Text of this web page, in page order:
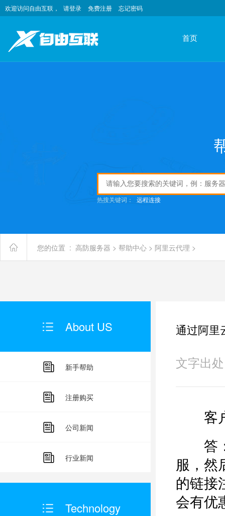
欢迎访问自由互联， 请登录 免费注册 忘记密码
首页
热搜关键词： 远程连接
您的位置 : 高防服务器 > 帮助中心 > 阿里云代理 >
About US
新手帮助
注册购买
公司新闻
行业新闻
Technology
通过阿里
文字出
客户
答：
服，然
的链接
会有优